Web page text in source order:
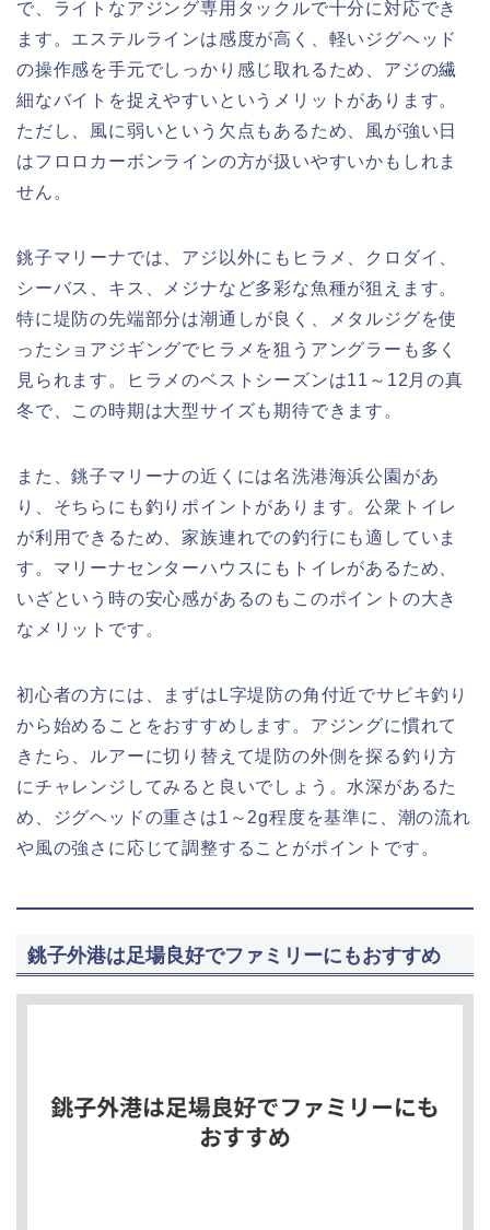
で、ライトなアジング専用タックルで十分に対応でき
ます。エステルラインは感度が高く、軽いジグヘッド
の操作感を手元でしっかり感じ取れるため、アジの繊
細なバイトを捉えやすいというメリットがあります。
ただし、風に弱いという欠点もあるため、風が強い日
はフロロカーボンラインの方が扱いやすいかもしれま
せん。
銚子マリーナでは、アジ以外にもヒラメ、クロダイ、
シーバス、キス、メジナなど多彩な魚種が狙えます。
特に堤防の先端部分は潮通しが良く、メタルジグを使
ったショアジギングでヒラメを狙うアングラーも多く
見られます。ヒラメのベストシーズンは11～12月の真
冬で、この時期は大型サイズも期待できます。
また、銚子マリーナの近くには名洗港海浜公園があ
り、そちらにも釣りポイントがあります。公衆トイレ
が利用できるため、家族連れでの釣行にも適していま
す。マリーナセンターハウスにもトイレがあるため、
いざという時の安心感があるのもこのポイントの大き
なメリットです。
初心者の方には、まずはL字堤防の角付近でサビキ釣り
から始めることをおすすめします。アジングに慣れて
きたら、ルアーに切り替えて堤防の外側を探る釣り方
にチャレンジしてみると良いでしょう。水深があるた
め、ジグヘッドの重さは1～2g程度を基準に、潮の流れ
や風の強さに応じて調整することがポイントです。
銚子外港は足場良好でファミリーにもおすすめ